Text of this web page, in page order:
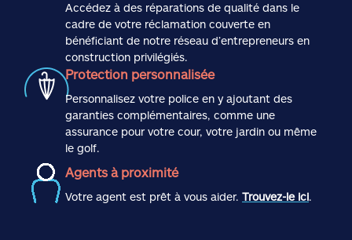
Accédez à des réparations de qualité dans le
cadre de votre réclamation couverte en
bénéficiant de notre réseau d’entrepreneurs en
construction privilégiés.
Protection personnalisée
Personnalisez votre police en y ajoutant des
garanties complémentaires, comme une
assurance pour votre cour, votre jardin ou même
le golf.
Agents à proximité
Votre agent est prêt à vous aider. Trouvez-le ici.